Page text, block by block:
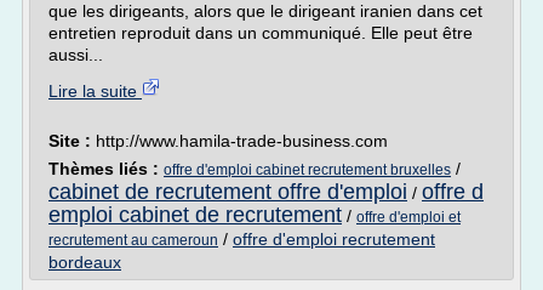
que les dirigeants, alors que le dirigeant iranien dans cet
entretien reproduit dans un communiqué. Elle peut être
aussi...
Lire la suite
Site : http://www.hamila-trade-business.com
Thèmes liés : offre d'emploi cabinet recrutement bruxelles /
cabinet de recrutement offre d'emploi / offre d
emploi cabinet de recrutement / offre d'emploi et
recrutement au cameroun / offre d'emploi recrutement
bordeaux